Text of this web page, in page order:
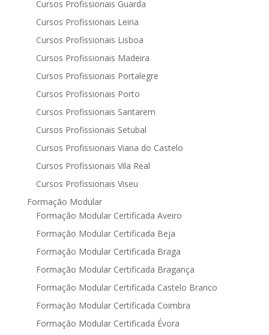
Cursos Profissionais Guarda
Cursos Profissionais Leiria
Cursos Profissionais Lisboa
Cursos Profissionais Madeira
Cursos Profissionais Portalegre
Cursos Profissionais Porto
Cursos Profissionais Santarem
Cursos Profissionais Setubal
Cursos Profissionais Viana do Castelo
Cursos Profissionais Vila Real
Cursos Profissionais Viseu
Formação Modular
Formação Modular Certificada Aveiro
Formação Modular Certificada Beja
Formação Modular Certificada Braga
Formação Modular Certificada Bragança
Formação Modular Certificada Castelo Branco
Formação Modular Certificada Coimbra
Formação Modular Certificada Évora